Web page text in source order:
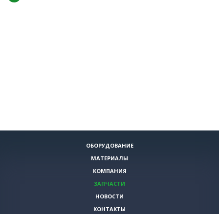
ОБОРУДОВАНИЕ
МАТЕРИАЛЫ
КОМПАНИЯ
ЗАПЧАСТИ
НОВОСТИ
КОНТАКТЫ